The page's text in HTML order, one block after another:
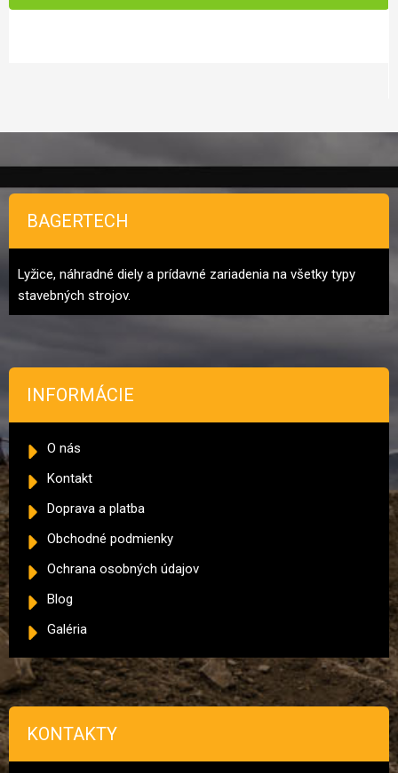
BAGERTECH
Lyžice, náhradné diely a prídavné zariadenia na všetky typy
stavebných strojov.
INFORMÁCIE
O nás
Kontakt
Doprava a platba
Obchodné podmienky
Ochrana osobných údajov
Blog
Galéria
KONTAKTY